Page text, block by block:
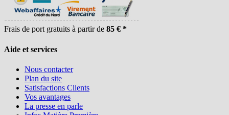
Frais de port gratuits à partir de 85 € *
Aide et services
Nous contacter
Plan du site
Satisfactions Clients
Vos avantages
La presse en parle